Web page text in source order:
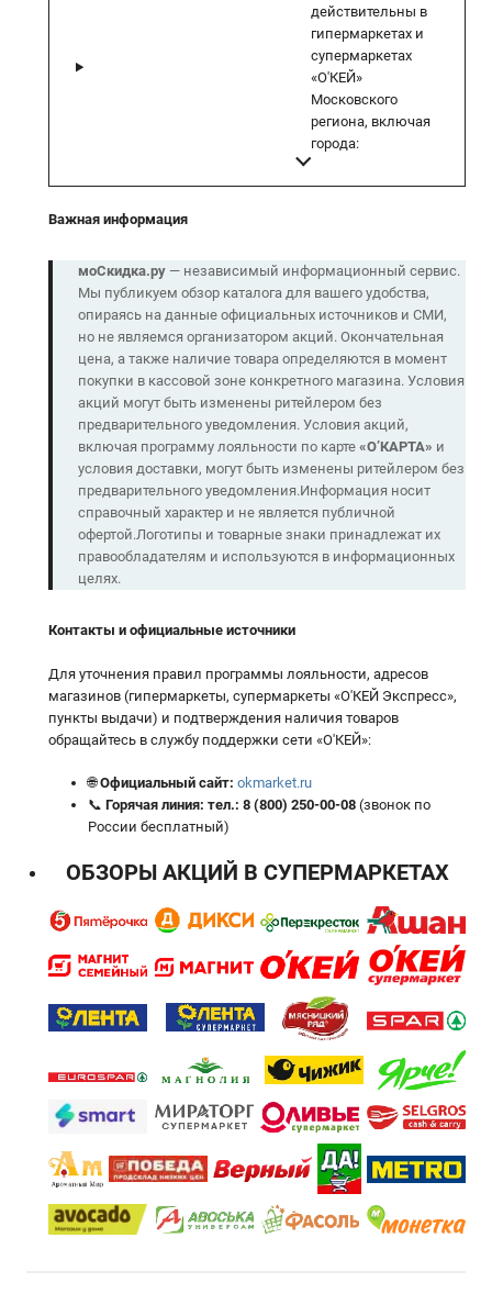
действительны в
гипермаркетах и
супермаркетах
«О'КЕЙ»
Московского
региона, включая
города:
Важная информация
моСкидка.ру— независимый информационный сервис.
Мы публикуем обзор каталога для вашего удобства,
опираясь на данные официальных источников и СМИ,
но не являемся организатором акций. Окончательная
цена, а также наличие товара определяются в момент
покупки в кассовой зоне конкретного магазина. Условия
акций могут быть изменены ритейлером без
предварительного уведомления. Условия акций,
включая программу лояльности по карте «О’КАРТА» и
условия доставки, могут быть изменены ритейлером без
предварительного уведомления.Информация носит
справочный характер и не является публичной
офертой.Логотипы и товарные знаки принадлежат их
правообладателям и используются в информационных
целях.
Контакты и официальные источники
Для уточнения правил программы лояльности, адресов
магазинов (гипермаркеты, супермаркеты «О'КЕЙ Экспресс»,
пункты выдачи) и подтверждения наличия товаров
обращайтесь в службу поддержки сети «О'КЕЙ»:
🌐Официальный сайт: okmarket.ru
📞 Горячая линия: тел.: 8 (800) 250-00-08(звонок по
России бесплатный)
ОБЗОРЫ АКЦИЙ В СУПЕРМАРКЕТАХ